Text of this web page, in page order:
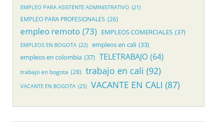
EMPLEO PARA ASISTENTE ADMINISTRATIVO (21)
EMPLEO PARA PROFESIONALES (26)
empleo remoto (73) EMPLEOS COMERCIALES (37)
EMPLEOS EN BOGOTA (22) empleos en cali (33)
empleos en colombia (37) TELETRABAJO (64)
trabajo en bogota (28) trabajo en cali (92)
VACANTE EN BOGOTA (25) VACANTE EN CALI (87)